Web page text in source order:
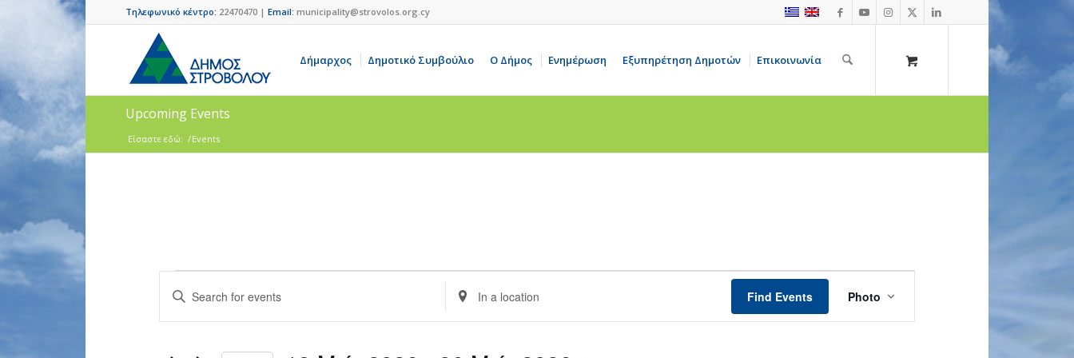
Τηλεφωνικό κέντρο: 22470470 | Email: municipality@strovolos.org.cy
Δήμαρχος Δημοτικό Συμβούλιο Ο Δήμος Ενημέρωση Εξυπηρέτηση Δημοτών Επικοινωνία
Upcoming Events
Είσαστε εδώ: /Events
Events
Search
and
Enter
Keyword.
Search
Enter
Location.
Search
Find Events
Views
Photo